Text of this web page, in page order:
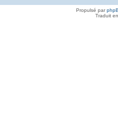
Propulsé par
Traduit